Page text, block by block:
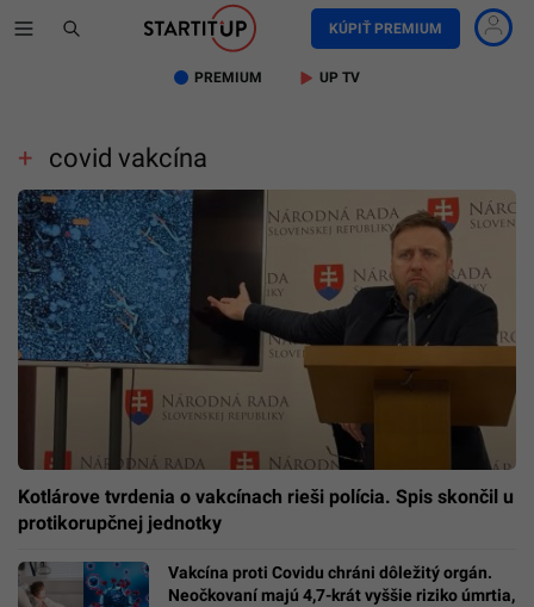
KÚPIŤ PREMIUM
PREMIUM UP TV
covid vakcína
Kotlárove tvrdenia o vakcínach rieši polícia. Spis skončil u
protikorupčnej jednotky
Vakcína proti Covidu chráni dôležitý orgán.
Neočkovaní majú 4,7-krát vyššie riziko úmrtia,